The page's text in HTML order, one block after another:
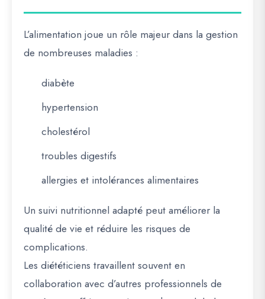
L’alimentation joue un rôle majeur dans la gestion
de nombreuses maladies :
diabète
hypertension
cholestérol
troubles digestifs
allergies et intolérances alimentaires
Un suivi nutritionnel adapté peut améliorer la
qualité de vie et réduire les risques de
complications.
Les diététiciens travaillent souvent en
collaboration avec d’autres professionnels de